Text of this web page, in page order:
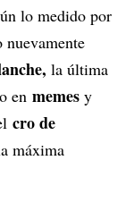
lo medido por
la última
en memes y
cro de
máxima